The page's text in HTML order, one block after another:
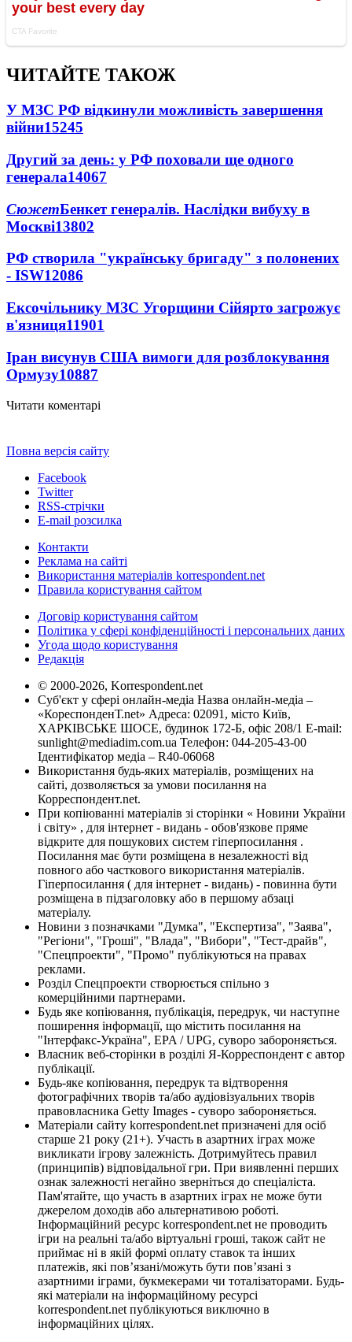
ЧИТАЙТЕ ТАКОЖ
У МЗС РФ відкинули можливість завершення
війни15245
Другий за день: у РФ поховали ще одного
генерала14067
СюжетБенкет генералів. Наслідки вибуху в
Москві13802
РФ створила "українську бригаду" з полонених
- ISW12086
Ексочільнику МЗС Угорщини Сійярто загрожує
в'язниця11901
Іран висунув США вимоги для розблокування
Ормузу10887
Читати коментарі
Повна версія сайту
Facebook
Twitter
RSS-стрічки
E-mail розсилка
Контакти
Реклама на сайті
Використання матеріалів korrespondent.net
Правила користування сайтом
Договір користування сайтом
Політика у сфері конфіденційності і персональних даних
Угода щодо користування
Редакція
© 2000-2026, Korrespondent.net
Суб'єкт у сфері онлайн-медіа Назва онлайн-медіа –
«КореспонденТ.net» Адреса: 02091, місто Київ,
ХАРКІВСЬКЕ ШОСЕ, будинок 172-Б, офіс 208/1 E-mail:
sunlight@mediadim.com.ua Телефон: 044-205-43-00
Ідентифікатор медіа – R40-06068
Використання будь-яких матеріалів, розміщених на
сайті, дозволяється за умови посилання на
Корреспондент.net.
При копіюванні матеріалів зі сторінки « Новини України
і світу» , для інтернет - видань - обов'язкове пряме
відкрите для пошукових систем гіперпосилання .
Посилання має бути розміщена в незалежності від
повного або часткового використання матеріалів.
Гіперпосилання ( для інтернет - видань) - повинна бути
розміщена в підзаголовку або в першому абзаці
матеріалу.
Новини з позначками "Думка", "Експертиза", "Заява",
"Регіони", "Гроші", "Влада", "Вибори", "Тест-драйв",
"Спецпроекти", "Промо" публікуються на правах
реклами.
Розділ Спецпроекти створюється спільно з
комерційними партнерами.
Будь яке копіювання, публікація, передрук, чи наступне
поширення інформації, що містить посилання на
"Інтерфакс-Україна", EPA / UPG, суворо забороняється.
Власник веб-сторінки в розділі Я-Корреспондент є автор
публікації.
Будь-яке копіювання, передрук та відтворення
фотографічних творів та/або аудіовізуальних творів
правовласника Getty Images - суворо забороняється.
Матеріали сайту korrespondent.net призначені для осіб
старше 21 року (21+). Участь в азартних іграх може
викликати ігрову залежність. Дотримуйтесь правил
(принципів) відповідальної гри. При виявленні перших
ознак залежності негайно зверніться до спеціаліста.
Пам'ятайте, що участь в азартних іграх не може бути
джерелом доходів або альтернативою роботі.
Інформаційний ресурс korrespondent.net не проводить
ігри на реальні та/або віртуальні гроші, також сайт не
приймає ні в якій формі оплату ставок та інших
платежів, які пов’язані/можуть бути пов’язані з
азартними іграми, букмекерами чи тоталізаторами. Будь-
які матеріали на інформаційному ресурсі
korrespondent.net публікуються виключно в
інформаційних цілях.